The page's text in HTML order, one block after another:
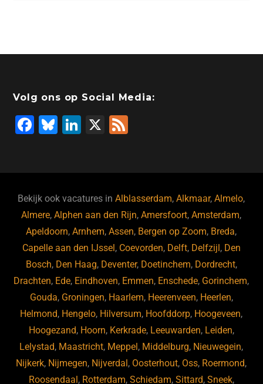
Volg ons op Social Media:
F
b
o
o
k
Bl
ky
Li
dI
n
X
Bekijk ook vacatures inAlblasserdam,Alkmaar,Almelo,
Almere,Alphen aan den Rijn,Amersfoort,Amsterdam,
Apeldoorn,Arnhem,Assen, Bergen op Zoom, Breda,
Capelle aan den IJssel, Coevorden, Delft, Delfzijl, Den
Bosch, Den Haag, Deventer, Doetinchem, Dordrecht,
Drachten, Ede, Eindhoven, Emmen, Enschede, Gorinchem,
Gouda, Groningen, Haarlem, Heerenveen, Heerlen,
Helmond, Hengelo, Hilversum, Hoofddorp, Hoogeveen,
Hoogezand, Hoorn, Kerkrade, Leeuwarden, Leiden,
Lelystad, Maastricht, Meppel, Middelburg, Nieuwegein,
Nijkerk, Nijmegen, Nijverdal, Oosterhout, Oss, Roermond,
Roosendaal, Rotterdam, Schiedam, Sittard, Sneek,